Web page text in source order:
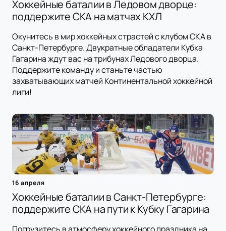
Хоккейные баталии в Ледовом дворце:
поддержите СКА на матчах КХЛ
Окунитесь в мир хоккейных страстей с клубом СКА в
Санкт-Петербурге. Двукратные обладатели Кубка
Гагарина ждут вас на трибунах Ледового дворца.
Поддержите команду и станьте частью
захватывающих матчей Континентальной хоккейной
лиги!
16 апреля
Хоккейные баталии в Санкт-Петербурге:
поддержите СКА на пути к Кубку Гагарина